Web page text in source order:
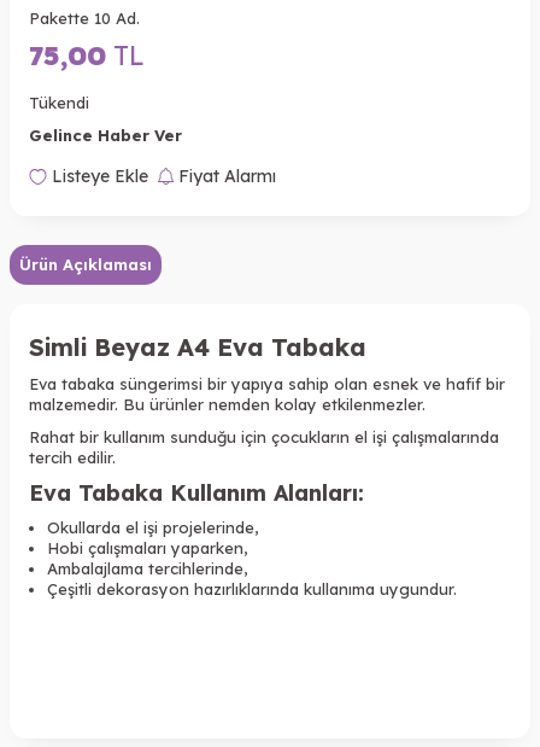
Pakette 10 Ad.
75,00 TL
Tükendi
Gelince Haber Ver
Listeye Ekle Fiyat Alarmı
Ürün Açıklaması
Simli Beyaz A4 Eva Tabaka
Eva tabaka süngerimsi bir yapıya sahip olan esnek ve hafif bir
malzemedir. Bu ürünler nemden kolay etkilenmezler.
Rahat bir kullanım sunduğu için çocukların el işi çalışmalarında
tercih edilir.
Eva Tabaka Kullanım Alanları:
Okullarda el işi projelerinde,
Hobi çalışmaları yaparken,
Ambalajlama tercihlerinde,
Çeşitli dekorasyon hazırlıklarında kullanıma uygundur.